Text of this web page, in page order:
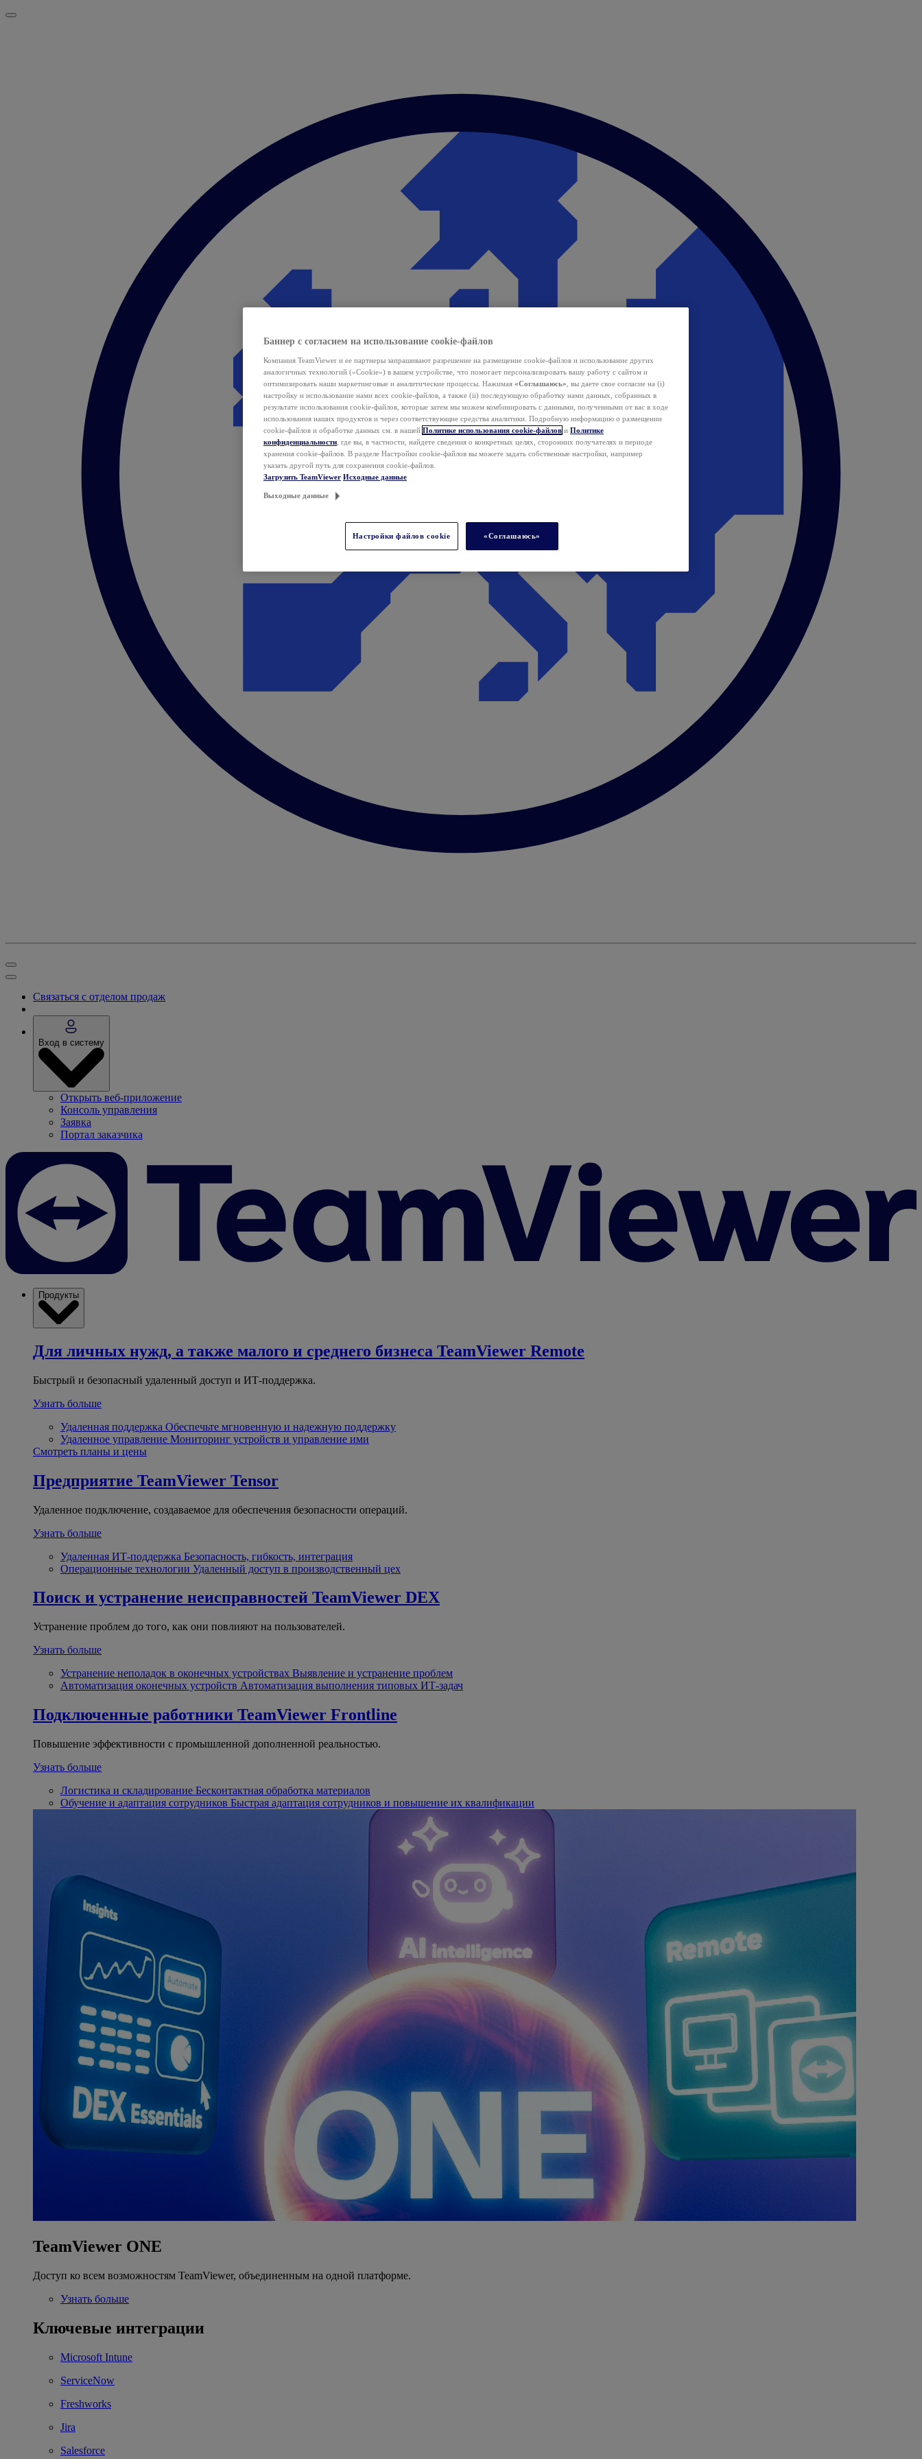
Связаться с отделом продаж
Вход в систему
Открыть веб-приложение
Консоль управления
Заявка
Портал заказчика
Продукты
Для личных нужд, а также малого и среднего бизнеса TeamViewer Remote
Быстрый и безопасный удаленный доступ и ИТ-поддержка.
Узнать больше
Удаленная поддержка Обеспечьте мгновенную и надежную поддержку
Удаленное управление Мониторинг устройств и управление ими
Смотреть планы и цены
Предприятие TeamViewer Tensor
Удаленное подключение, создаваемое для обеспечения безопасности операций.
Узнать больше
Удаленная ИТ-поддержка Безопасность, гибкость, интеграция
Операционные технологии Удаленный доступ в производственный цех
Поиск и устранение неисправностей TeamViewer DEX
Устранение проблем до того, как они повлияют на пользователей.
Узнать больше
Устранение неполадок в оконечных устройствах Выявление и устранение проблем
Автоматизация оконечных устройств Автоматизация выполнения типовых ИТ-задач
Подключенные работники TeamViewer Frontline
Повышение эффективности с промышленной дополненной реальностью.
Узнать больше
Логистика и складирование Бесконтактная обработка материалов
Обучение и адаптация сотрудников Быстрая адаптация сотрудников и повышение их квалификации
TeamViewer ONE
Доступ ко всем возможностям TeamViewer, объединенным на одной платформе.
Узнать больше
Ключевые интеграции
Microsoft Intune
ServiceNow
Freshworks
Jira
Salesforce
Баннер с согласием на использование cookie-файлов
Компания TeamViewer и ее партнеры запрашивают разрешение на размещение cookie-файлов и использование других
аналогичных технологий («Cookie») в вашем устройстве, что помогает персонализировать вашу работу с сайтом и
оптимизировать наши маркетинговые и аналитические процессы. Нажимая «Соглашаюсь» , вы даете свое согласие на (i)
настройку и использование нами всех cookie-файлов, а также (ii) последующую обработку нами данных, собранных в
результате использования cookie-файлов, которые затем мы можем комбинировать с данными, полученными от вас в ходе
использования наших продуктов и через соответствующие средства аналитики. Подробную информацию о размещении
cookie-файлов и обработке данных см. в нашей Политике использования cookie-файлов и Политике
конфиденциальности , где вы, в частности, найдете сведения о конкретных целях, сторонних получателях и периоде
хранения cookie-файлов. В разделе Настройки cookie-файлов вы можете задать собственные настройки, например
указать другой путь для сохранения cookie-файлов.
Загрузить TeamViewer Исходные данные
Выходные данные
Настройки файлов cookie «Соглашаюсь»